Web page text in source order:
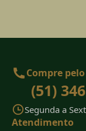
Compre
(51)
Segunda a
Atendimento